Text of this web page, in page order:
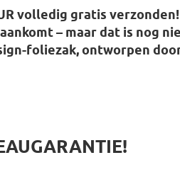
volledig gratis verzonden!
– maar dat is nog
foliezak, ontworpen